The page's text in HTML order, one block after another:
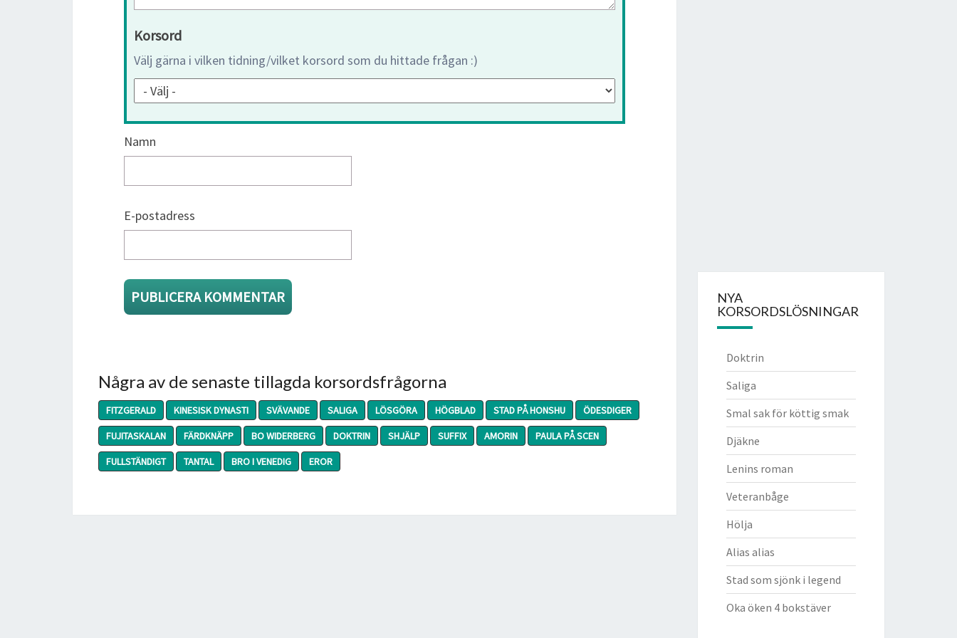
Korsord
Välj gärna i vilken tidning/vilket korsord som du hittade frågan :)
Namn
E-postadress
Några av de senaste tillagda korsordsfrågorna
FITZGERALD KINESISK DYNASTI SVÄVANDE SALIGA LÖSGÖRA HÖGBLAD STAD PÅ HONSHU
ÖDESDIGER
FUJITASKALAN
FÄRDKNÄPP BO WIDERBERG DOKTRIN SHJÄLP SUFFIX AMORIN
PAULA PÅ SCEN
FULLSTÄNDIGT
TANTAL BRO I VENEDIG EROR
NYA
KORSORDSLÖSNINGAR
Doktrin
Saliga
Smal sak för köttig smak
Djäkne
Lenins roman
Veteranbåge
Hölja
Alias alias
Stad som sjönk i legend
Oka öken 4 bokstäver